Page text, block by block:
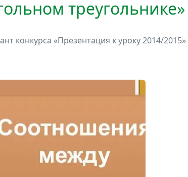
треугольнике»
конкурса «Презентация к уроку 2014/2015»